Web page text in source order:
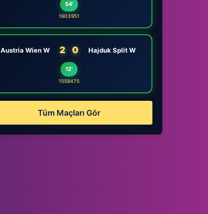
54'
1603951
Austria Wien W 2 0 Hajduk Split W
12'
1558475
Tüm Maçları Gör